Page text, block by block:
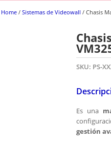
Home/ Sistemas de Videowall / Chasis
SKU: PS-
Es una
gestión